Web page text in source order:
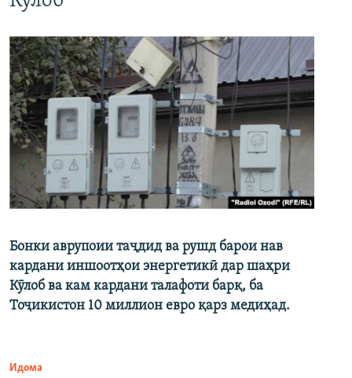
Бонки аврупоии таҷдид ва рушд барои нав
кардани иншоотҳои энергетикӣ дар шаҳри
Кӯлоб ва кам кардани талафоти барқ, ба
Тоҷикистон 10 миллион евро қарз медиҳад.
Идома